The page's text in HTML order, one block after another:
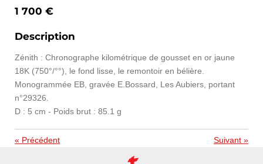
1 700 €
Description
Zénith : Chronographe kilométrique de gousset en or jaune
18K (750°/°°), le fond lisse, le remontoir en bélière.
Monogrammée EB, gravée E.Bossard, Les Aubiers, portant
n°29326.
D : 5 cm - Poids brut : 85.1 g
« Précédent Suivant »